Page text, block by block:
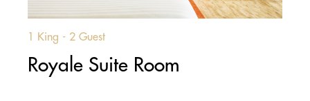
1 King - 2 Guest
Royale Suite Room